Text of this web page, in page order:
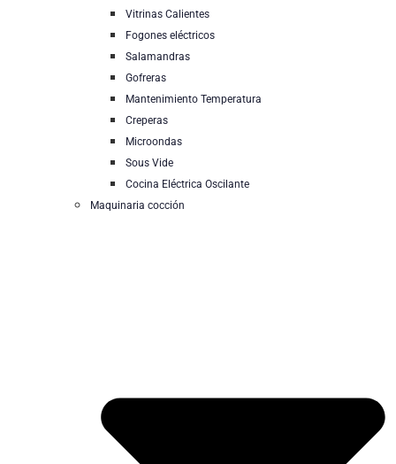
Vitrinas Calientes
Fogones eléctricos
Salamandras
Gofreras
Mantenimiento Temperatura
Creperas
Microondas
Sous Vide
Cocina Eléctrica Oscilante
Maquinaria cocción